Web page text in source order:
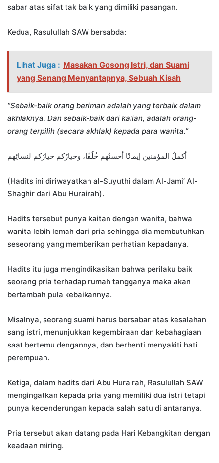
sabar atas sifat tak baik yang dimiliki pasangan.
Kedua, Rasulullah SAW bersabda:
Lihat Juga : Masakan Gosong Istri, dan Suami
yang Senang Menyantapnya, Sebuah Kisah
“Sebaik-baik orang beriman adalah yang terbaik dalam
akhlaknya. Dan sebaik-baik dari kalian, adalah orang-
orang terpilih (secara akhlak) kepada para wanita.”
أكملُ المؤمنين إيمانًا أحسنُهم خُلُقًا، وخيارُكم خيارُكم لنسائِهم
(Hadits ini diriwayatkan al-Suyuthi dalam Al-Jami’ Al-
Shaghir dari Abu Hurairah).
Hadits tersebut punya kaitan dengan wanita, bahwa
wanita lebih lemah dari pria sehingga dia membutuhkan
seseorang yang memberikan perhatian kepadanya.
Hadits itu juga mengindikasikan bahwa perilaku baik
seorang pria terhadap rumah tangganya maka akan
bertambah pula kebaikannya.
Misalnya, seorang suami harus bersabar atas kesalahan
sang istri, menunjukkan kegembiraan dan kebahagiaan
saat bertemu dengannya, dan berhenti menyakiti hati
perempuan.
Ketiga, dalam hadits dari Abu Hurairah, Rasulullah SAW
mengingatkan kepada pria yang memiliki dua istri tetapi
punya kecenderungan kepada salah satu di antaranya.
Pria tersebut akan datang pada Hari Kebangkitan dengan
keadaan miring.